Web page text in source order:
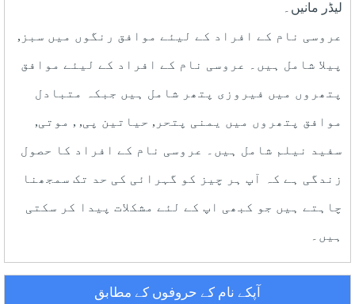
لیڈر مانیں۔
عروسی نام کے افراد کے لیئے موافق رنگوں میں سبز,
پیلا شامل ہیں۔ عروسی نام کے افراد کے لیئے موافق
پتھروں میں فیروزی پتھر شامل ہیں جبکہ متبادل
موافق پتھروں میں یمنی پتحر, حیاتین پی, , موتی,
سفید نیلم شامل ہیں۔ عروسی نام کے افراد کا حصول
زندگی ہے کہ آپ ہر چیز کو گہرائی کی حد تک سمجھنا
چاہتے ہیں جو کبھی اپ کے لئے مشکلات پیدا کر سکتی
ہیں۔
آپکے نام کے حروفوں کے مطابق